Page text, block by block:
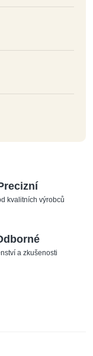
kvalitních výrobců
a zkušenosti